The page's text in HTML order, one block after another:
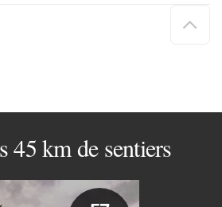
de
45 km de sentiers